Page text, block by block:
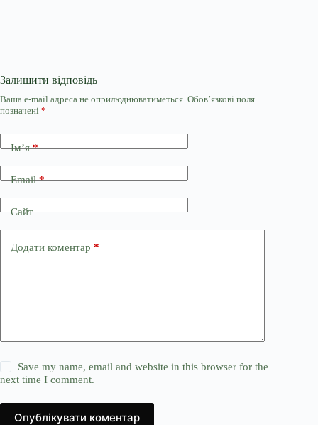
Залишити відповідь
Ваша e-mail адреса не оприлюднюватиметься. Обов’язкові поля
позначені *
Ім’я*
Email*
Сайт
Додати коментар *
Save my name, email and website in this browser for the
next time I comment.
Опублікувати коментар